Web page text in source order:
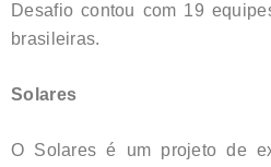
Desafio contou com 19
brasileiras.
Solares
O Solares é um projeto de